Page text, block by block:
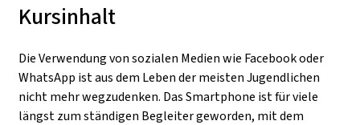
Kursinhalt
Die Verwendung von sozialen Medien wie Facebook oder
WhatsApp ist aus dem Leben der meisten Jugendlichen
nicht mehr wegzudenken. Das Smartphone ist für viele
längst zum ständigen Begleiter geworden, mit dem